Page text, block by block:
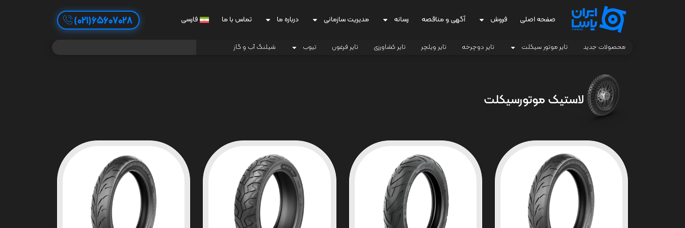
صفحه اصلی فروش آگهی و مناقصه رسانه مدیریت سازمانی درباره ما تماس با ما فارسی 65607028(021)
محصولات جدید تایر موتور سیکلت تایر دوچرخه تایر ویلچر تایر کشاورزی تایر فرغون تیوب شیلنگ آب و گاز
لاستیک موتورسیکلت